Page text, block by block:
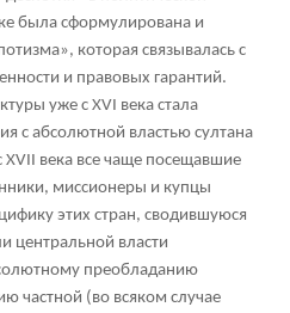
была сформулирована и
которая связывалась с
и правовых гарантий.
уже с XVI века стала
с абсолютной властью султана
века все чаще посещавшие
миссионеры и купцы
этих стран, сводившуюся
центральной власти
преобладанию
частной (во всяком случае